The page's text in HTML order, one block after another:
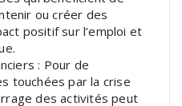
ou créer des
positif sur l’emploi et
: Pour de
touchées par la crise
des activités peut